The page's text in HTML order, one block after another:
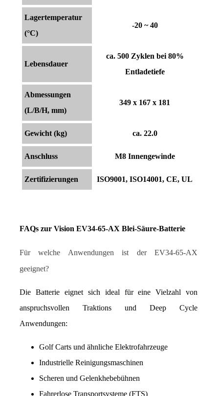
Lagertemperatur
(°C)
-20 ~ 40
Lebensdauer
ca. 500 Zyklen bei 80%
Entladetiefe
Abmessungen
(L/B/H, mm)
349 x 167 x 181
Gewicht (kg) ca. 22.0
Anschluss M8 Innengewinde
Zertifizierungen ISO9001, ISO14001, CE, UL
FAQs zur Vision EV34-65-AX Blei-Säure-Batterie
Für welche Anwendungen ist der EV34-65-AX
geeignet?
Die Batterie eignet sich ideal für eine Vielzahl von
anspruchsvollen Traktions und Deep Cycle
Anwendungen:
Golf Carts und ähnliche Elektrofahrzeuge
Industrielle Reinigungsmaschinen
Scheren und Gelenkhebebühnen
Fahrerlose Transportsysteme (FTS)